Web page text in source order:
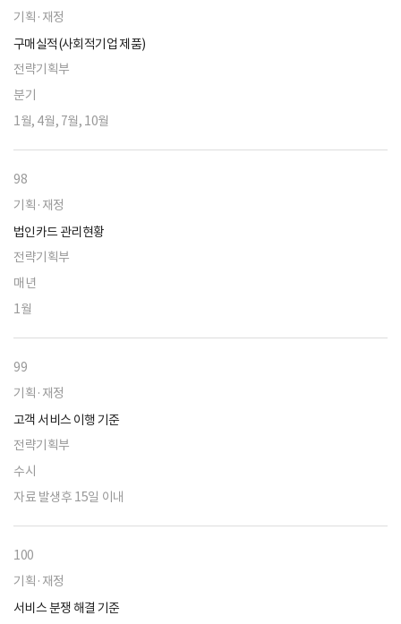
기획·재정
구매실적(사회적기업 제품)
전략기획부
분기
1월, 4월, 7월, 10월
98
기획·재정
법인카드 관리현황
전략기획부
매년
1월
99
기획·재정
고객 서비스 이행 기준
전략기획부
수시
자료 발생후 15일 이내
100
기획·재정
서비스 분쟁 해결 기준